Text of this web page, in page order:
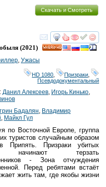
Скачать и Смотреть
смотреть
(2021)
, Ужасы
HD 1080 Призраки
Псевдодокументальный
: Данил Алексеев, Игорь Кинько,
Бадалян, Владимир
, Майкл Гул
по Восточной Европе, группа
туристов случайным образом
Припять. Призраки убитых
начинают терзать
- Зона отчуждения
Перед ребятами встаёт
жить там, где якобы жизни